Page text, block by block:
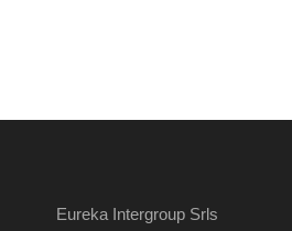
Eureka Intergroup Srls